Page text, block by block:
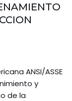
ANSI/ASSE
y
de la